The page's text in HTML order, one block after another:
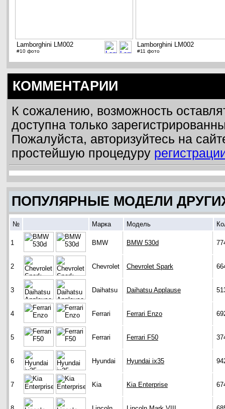
Lamborghini LM002
#10 фото
Lamborghini LM002
#11 фото
КОММЕНТАРИИ
К сожалению, возможность
доступна только
Пожалуйста, авторизуйтесь на
простейшую процедуру
ПОПУЛЯРНЫЕ МОДЕЛИ
№ Марка Модель
1 BMW BMW 530d
2 Chevrolet Chevrolet Spark
3 Daihatsu Daihatsu Applause
4 Ferrari Ferrari Enzo
5 Ferrari Ferrari F50
6 Hyundai Hyundai ix35
7 Kia Kia Enterprise